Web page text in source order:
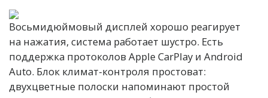
Восьмидюймовый дисплей хорошо реагирует
на нажатия, система работает шустро. Есть
поддержка протоколов Apple CarPlay и Android
Auto. Блок климат-контроля простоват:
двухцветные полоски напоминают простой